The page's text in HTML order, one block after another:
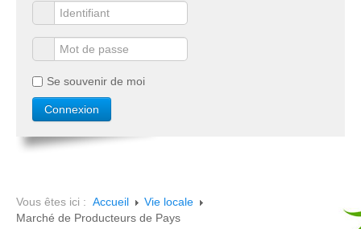
Se souvenir de moi
Vous êtes ici : Accueil
Vie locale
Marché de Producteurs de Pays